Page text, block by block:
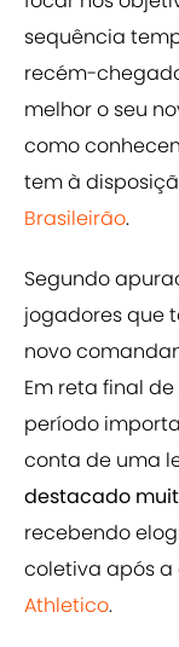
sequência
recém-
melhor o seu
como
tem à
Brasileirão.
Segundo
jogadores que
novo
Em reta final
período
conta de uma
destacado
recebendo
coletiva após
Athletico.